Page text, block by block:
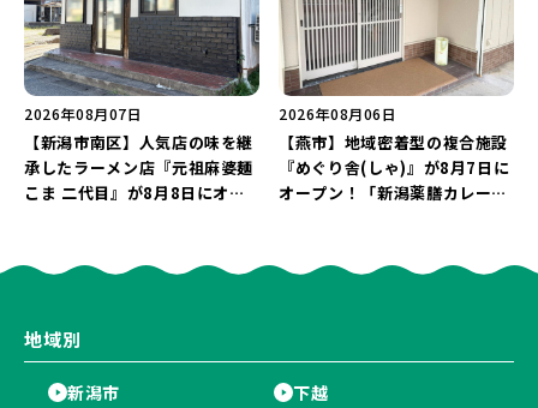
2026年08月07日
【新潟市南区】人気店の味を継
承したラーメン店『元祖麻婆麺
こま 二代目』が8月8日にオー
2026年08月06日
【燕市】地域密着型の複合施設
『めぐり舎(しゃ)』が8月7日に
オープン！「新潟薬膳カレー
う♪
地域別
新潟市
下越